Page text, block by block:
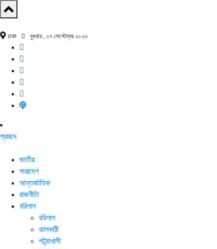
ঢাকা বুধবার , ২৭ সেপ্টেম্বর ২০২৩
প্রচ্ছদ
জাতীয়
সারাদেশ
আন্তর্জাতিক
রাজনীতি
বরিশাল
বরিশাল
ঝালকাঠী
পটুয়াখালী